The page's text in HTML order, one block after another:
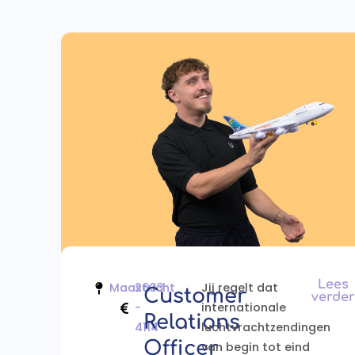
Maastricht
2633
-
4114
Customer
Relations
Officer
Jij regelt dat
internationale
luchtvrachtzendingen
van begin tot eind
Lees
verder